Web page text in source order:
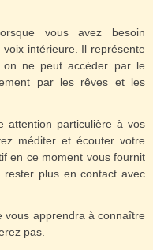
vous avez besoin
intérieure. Il représente
on ne peut accéder par le
par les rêves et les
attention particulière à vos
méditer et écouter votre
en ce moment vous fournit
plus en contact avec
vous apprendra à connaître
pas.